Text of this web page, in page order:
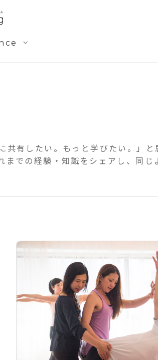
expand_more
共有したい。もっと学びたい。」と
での経験・知識をシェアし、同じ